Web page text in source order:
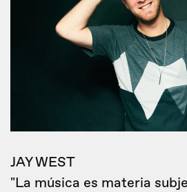
JAY WEST
"La música es materia